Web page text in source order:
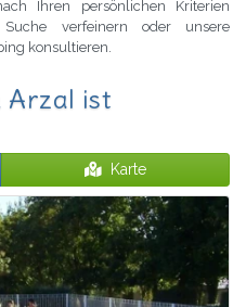
Ihren persönlichen Kriterien
verfeinern oder unsere
konsultieren.
Arzal ist
Karte